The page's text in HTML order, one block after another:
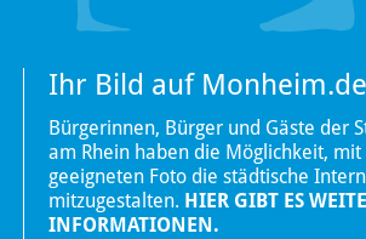
Ihr Bild auf Monheim.de
Bürgerinnen, Bürger und Gäste der
am Rhein haben die Möglichkeit, mit
geeigneten Foto die städtische
mitzugestalten. HIER GIBT ES
INFORMATIONEN.